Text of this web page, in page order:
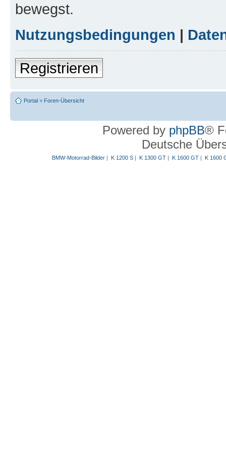
bewegst.
Nutzungsbedingungen |
Registrieren
Portal » Foren-Übersicht
Powered by phpBB®
Deutsche
BMW-Motorrad-Bilder| K 1200 S| K 1300 GT| K 1600 GT| K 1600